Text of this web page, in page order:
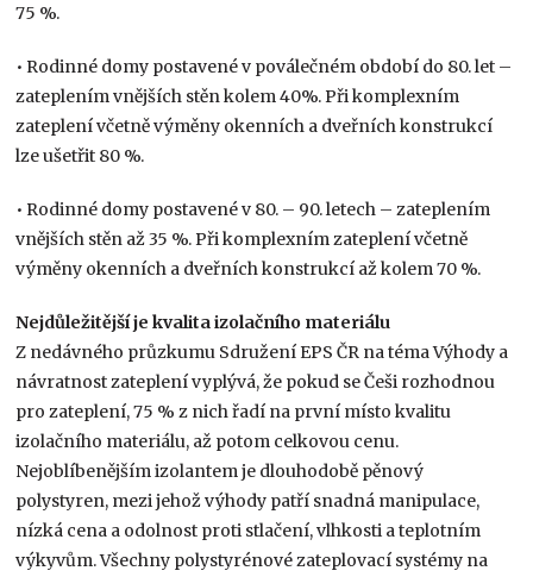
75 %.
• Rodinné domy postavené v poválečném období do 80. let –
zateplením vnějších stěn kolem 40%. Při komplexním
zateplení včetně výměny okenních a dveřních konstrukcí
lze ušetřit 80 %.
• Rodinné domy postavené v 80. – 90. letech – zateplením
vnějších stěn až 35 %. Při komplexním zateplení včetně
výměny okenních a dveřních konstrukcí až kolem 70 %.
Nejdůležitější je kvalita izolačního materiálu
Z nedávného průzkumu Sdružení EPS ČR na téma Výhody a
návratnost zateplení vyplývá, že pokud se Češi rozhodnou
pro zateplení, 75 % z nich řadí na první místo kvalitu
izolačního materiálu, až potom celkovou cenu.
Nejoblíbenějším izolantem je dlouhodobě pěnový
polystyren, mezi jehož výhody patří snadná manipulace,
nízká cena a odolnost proti stlačení, vlhkosti a teplotním
výkyvům. Všechny polystyrénové zateplovací systémy na